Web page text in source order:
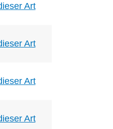
Art
Art
Art
Art